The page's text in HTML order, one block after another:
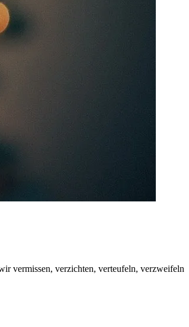
vermissen, verzichten, verteufeln, verzweifeln